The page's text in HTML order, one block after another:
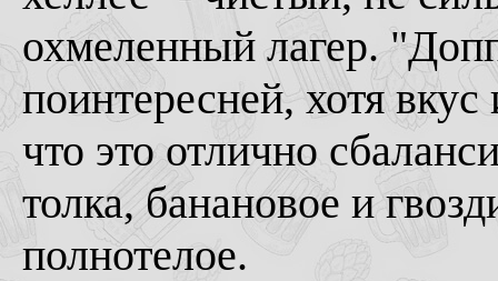
охмеленный лагер.
поинтересней, хотя
что это отлично
толка, банановое и
полнотелое.